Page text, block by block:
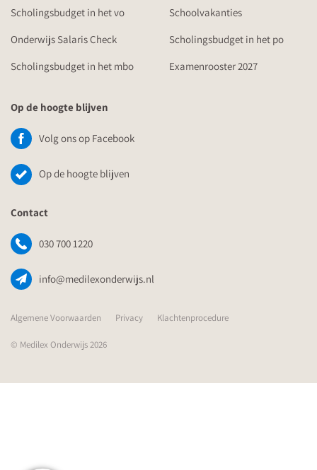
Scholingsbudget in het vo
Schoolvakanties
Onderwijs Salaris Check
Scholingsbudget in het po
Scholingsbudget in het mbo
Examenrooster 2027
Op de hoogte blijven
Volg ons op Facebook
Op de hoogte blijven
Contact
030 700 1220
info@medilexonderwijs.nl
Algemene Voorwaarden Privacy Klachtenprocedure
© Medilex Onderwijs 2026